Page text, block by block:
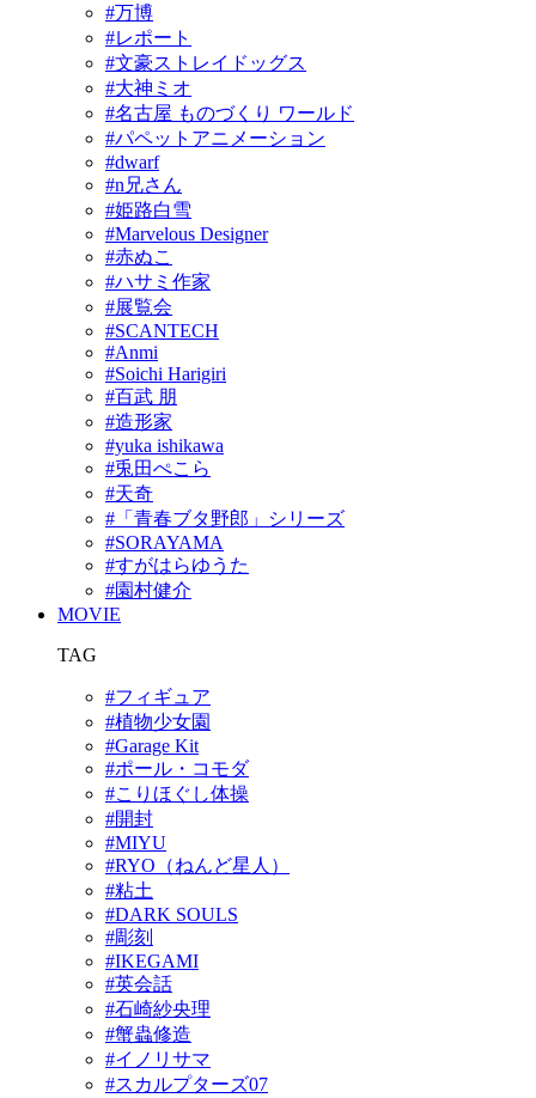
#万博
#レポート
#文豪ストレイドッグス
#大神ミオ
#名古屋 ものづくり ワールド
#パペットアニメーション
#dwarf
#n兄さん
#姫路白雪
#Marvelous Designer
#赤ぬこ
#ハサミ作家
#展覧会
#SCANTECH
#Anmi
#Soichi Harigiri
#百武 朋
#造形家
#yuka ishikawa
#兎田ぺこら
#天奇
#「青春ブタ野郎」シリーズ
#SORAYAMA
#すがはらゆうた
#園村健介
MOVIE
TAG
#フィギュア
#植物少女園
#Garage Kit
#ポール・コモダ
#こりほぐし体操
#開封
#MIYU
#RYO（ねんど星人）
#粘土
#DARK SOULS
#彫刻
#IKEGAMI
#英会話
#石崎紗央理
#蟹蟲修造
#イノリサマ
#スカルプターズ07